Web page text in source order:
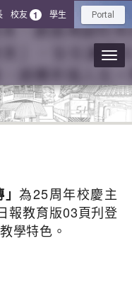
校友 1 學生 Portal
為25周年校慶主
報教育版03頁刋登
學特色。